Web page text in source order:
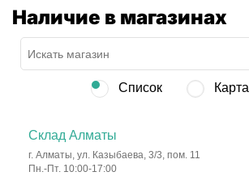
Наличие в магазинах
Список Карта
Склад Алматы
г. Алматы, ул. Казыбаева, 3/3, пом. 11
Пн.-Пт. 10:00-17:00